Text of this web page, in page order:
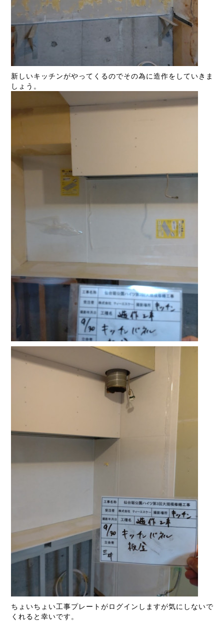
新しいキッチンがやってくるのでその為に造作をしていきま
しょう。
ちょいちょい工事プレートがログインしますが気にしないで
くれると幸いです。